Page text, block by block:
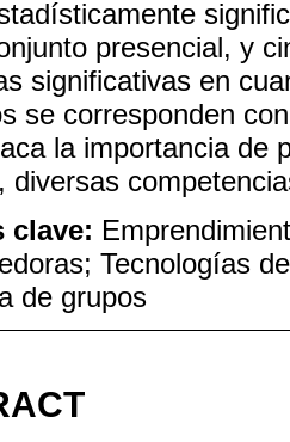
presencial, y
significativas en
se corresponden
la importancia de
diversas
clave:
Tecnologías
de grupos